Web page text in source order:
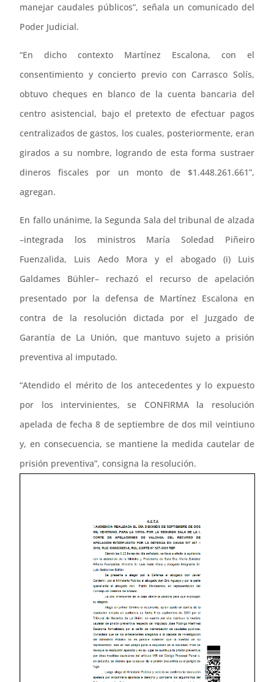
manejar caudales públicos”, señala un comunicado del
Poder Judicial.
“En dicho contexto Martínez Escalona, con el
consentimiento y concierto previo con Carrasco Solís,
obtuvo cheques en blanco de la cuenta bancaria del
centro asistencial, bajo el pretexto de efectuar pagos
centralizados de gastos, los cuales, posteriormente, eran
girados a su nombre, logrando de esta forma sustraer
dineros fiscales por un monto de $1.448.261.661”,
agregan.
En fallo unánime, la Segunda Sala del tribunal de alzada
–integrada los ministros María Soledad Piñeiro
Fuenzalida, Luis Aedo Mora y el abogado (i) Luis
Galdames Bühler– rechazó el recurso de apelación
presentado por la defensa de Martínez Escalona en
contra de la resolución dictada por el Juzgado de
Garantía de La Unión, que mantuvo sujeto a prisión
preventiva al imputado.
“Atendido el mérito de los antecedentes y lo expuesto
por los intervinientes, se CONFIRMA la resolución
apelada de fecha 8 de septiembre de dos mil veintiuno
y, en consecuencia, se mantiene la medida cautelar de
prisión preventiva”, consigna la resolución.